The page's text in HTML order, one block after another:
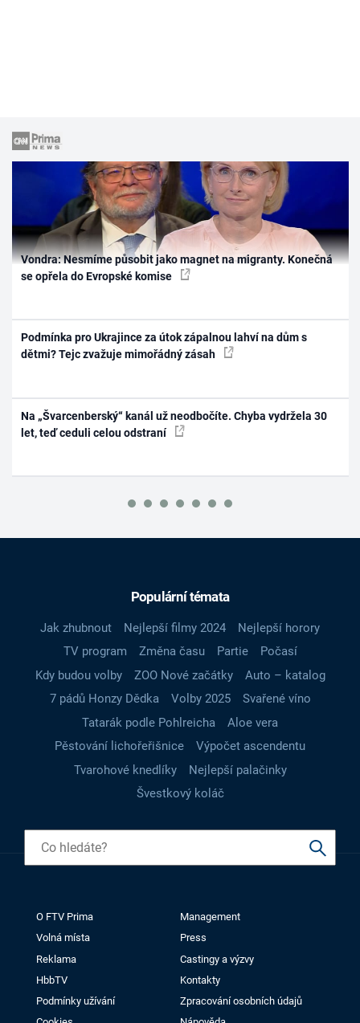
Vondra: Nesmíme působit jako magnet na migranty. Konečná
se opřela do Evropské komise
Podmínka pro Ukrajince za útok zápalnou lahví na dům s
dětmi? Tejc zvažuje mimořádný zásah
Na „Švarcenberský“ kanál už neodbočíte. Chyba vydržela 30
let, teď ceduli celou odstraní
Populární témata
Jak zhubnout Nejlepší filmy 2024
Nejlepší horory
TV program
Změna času Partie
Počasí
Kdy budou volby
ZOO Nové začátky
Auto – katalog
7 pádů Honzy Dědka
Volby 2025
Svařené víno
Tatarák podle Pohlreicha
Aloe vera
Pěstování lichořeřišnice
Výpočet ascendentu
Tvarohové knedlíky
Nejlepší palačinky
Švestkový koláč
O FTV Prima
Management
Volná místa
Press
Reklama
Castingy a výzvy
HbbTV
Kontakty
Podmínky užívání
Zpracování osobních údajů